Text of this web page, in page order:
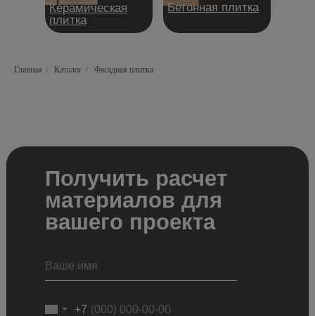
Керамическая
плитка
Бетонная плитка
Главная / Каталог / Фасадная плитка
Получить расчет
материалов для
вашего проекта
+7